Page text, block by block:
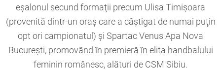
eşalonul secund formaţii precum Ulisa Timişoara
(provenită dintr-un oraş care a câştigat de numai puţin
opt ori campionatul) şi Spartac Venus Apa Nova
Bucureşti, promovând în premieră în elita handbalului
feminin românesc, alături de CSM Sibiu.